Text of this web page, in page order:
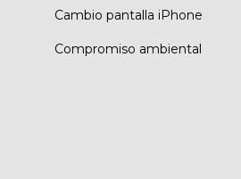
Cambio pantalla iPhone
Compromiso ambiental